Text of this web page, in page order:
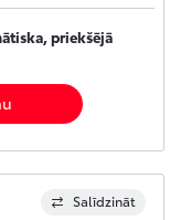
priekšējā
Salīdzināt